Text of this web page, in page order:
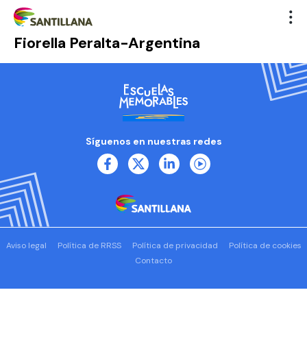
Fiorella Peralta-Argentina
Síguenos en nuestras redes
Aviso legal Política de RRSS Política de privacidad
Política de cookies
Contacto